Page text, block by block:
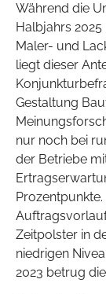
Während die
Halbjahrs
Maler- und
liegt dieser
Gestaltung
nur noch bei
der Betriebe
Zeitpolster in
niedrigen
2023 betrug